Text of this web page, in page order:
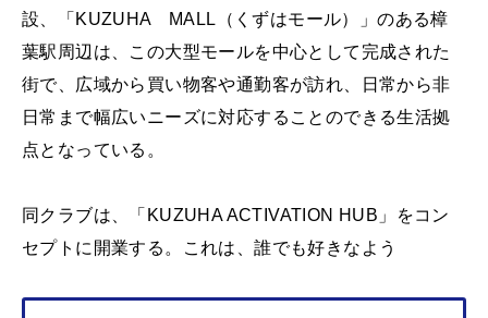
設、「KUZUHA MALL（くずはモール）」のある樟
葉駅周辺は、この大型モールを中心として完成された
街で、広域から買い物客や通勤客が訪れ、日常から非
日常まで幅広いニーズに対応することのできる生活拠
点となっている。
同クラブは、「KUZUHA ACTIVATION HUB」をコン
セプトに開業する。これは、誰でも好きなよう